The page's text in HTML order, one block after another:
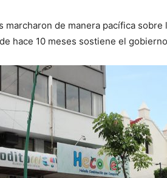
marcharon de manera pacífica sobre
hace 10 meses sostiene el